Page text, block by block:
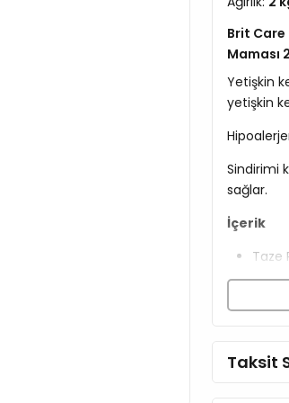
Brit Care
Maması
Yetişkin
yetişkin
Sindirimi
sağlar.
İçerik
Taze
Sarı
Ringa
Taksit